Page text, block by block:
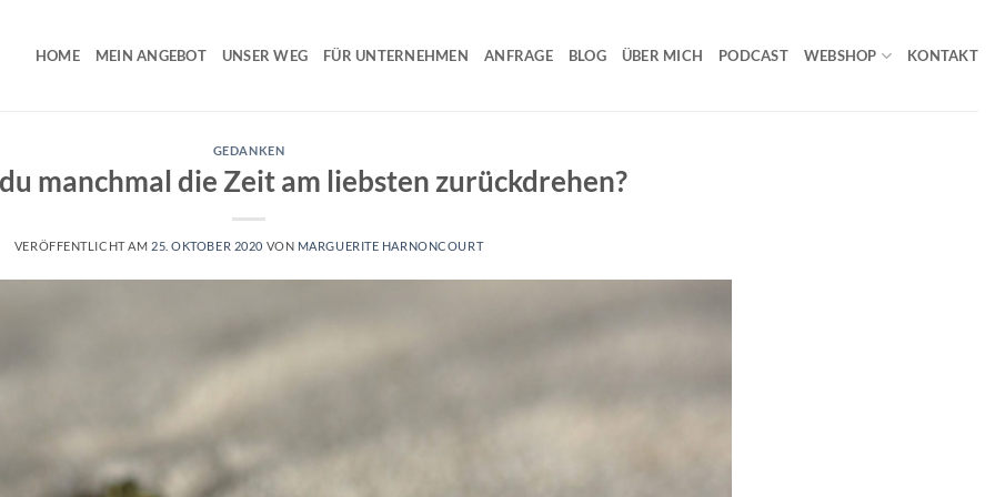
HOME MEIN ANGEBOT UNSER WEG FÜR UNTERNEHMEN ANFRAGE BLOG ÜBER MICH PODCAST WEBSHOP KONTAKT
GEDANKEN
manchmal die Zeit am liebsten zurückdrehen?
VERÖFFENTLICHT AM 25. OKTOBER 2020 VON MARGUERITE HARNONCOURT